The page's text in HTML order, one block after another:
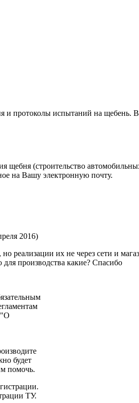
и протоколы испытаний на
щебня (строительство
на Вашу электронную почту.
2016)
реализации их не через сети и
производства какие? Спасибо
"О
будет
помочь.
ТУ.